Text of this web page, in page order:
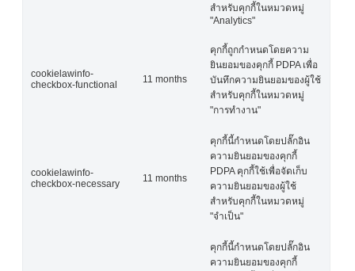
สำหรับคุกกี้ในหมวดหมู่
"Analytics"
cookielawinfo-
checkbox-functional
11 months
คุกกี้ถูกกำหนดโดยความ
ยินยอมของคุกกี้ PDPA เพื่อ
บันทึกความยินยอมของผู้ใช้
สำหรับคุกกี้ในหมวดหมู่
"การทำงาน"
cookielawinfo-
checkbox-necessary
11 months
คุกกี้นี้กำหนดโดยปลั๊กอิน
ความยินยอมของคุกกี้
PDPA คุกกี้ใช้เพื่อจัดเก็บ
ความยินยอมของผู้ใช้
สำหรับคุกกี้ในหมวดหมู่
"จำเป็น"
คุกกี้นี้กำหนดโดยปลั๊กอิน
ความยินยอมของคุกกี้